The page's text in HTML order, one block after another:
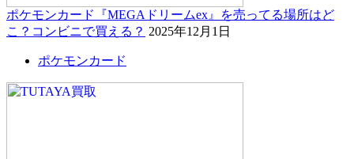
ポケモンカード『MEGAドリームex』を売ってる場所はど
こ？コンビニで買える？ 2025年12月1日
ポケモンカード